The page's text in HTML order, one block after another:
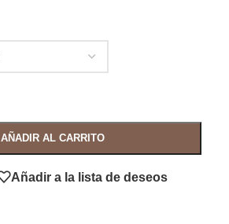
AÑADIR AL CARRITO
Añadir a la lista de deseos